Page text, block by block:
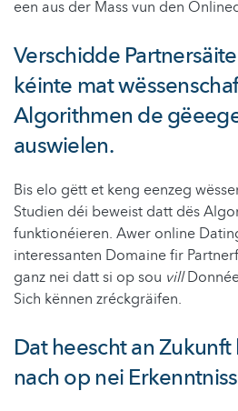
een aus der Mass vun den
Verschidde
kéinte mat
Algorithmen de
auswielen.
Bis elo gëtt et keng eenzeg
Studien déi beweist datt dës
funktionéieren. Awer online
interessanten Domaine fir
ganz nei datt si op sou vill
Sich kënnen zréckgräifen.
Dat heescht an
nach op nei